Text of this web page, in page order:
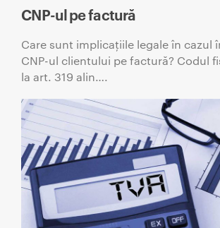
CNP-ul pe factură
Care sunt implicațiile legale în cazul
CNP-ul clientului pe factură? Codul
la art. 319 alin….